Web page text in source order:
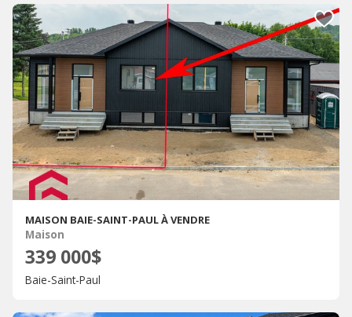
MAISON BAIE-SAINT-PAUL À VENDRE
Maison
339 000$
Baie-Saint-Paul